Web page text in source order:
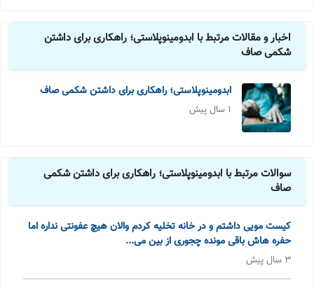
اخبار و مقالات مرتبط با ابدومینوپلاستی؛ راهکاری برای داشتن
شکمی صاف
ابدومینوپلاستی؛ راهکاری برای داشتن شکمی صاف
1 سال پیش
سوالات مرتبط با ابدومینوپلاستی؛ راهکاری برای داشتن شکمی
صاف
کیست مویی داشتم و در خانه تخلیه کردم و‌الان هیچ عفونتی نداره اما
حفره هاش باقی مونده چجوری از بین می...
3 سال پیش